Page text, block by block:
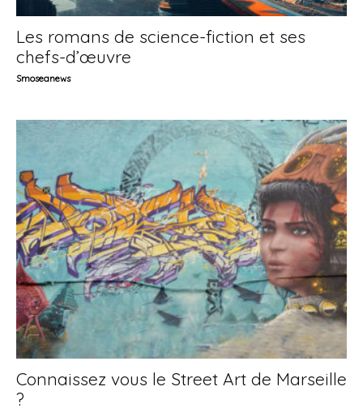
Les romans de science-fiction et ses
chefs-d’œuvre
Smoseanews
Connaissez vous le Street Art de Marseille
?